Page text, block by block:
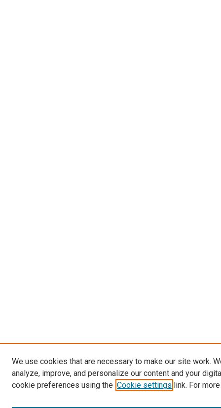
We use cookies that are necessary to make our site work.
analyze, improve, and personalize our content and your
cookie preferences using the Cookie settings link. For